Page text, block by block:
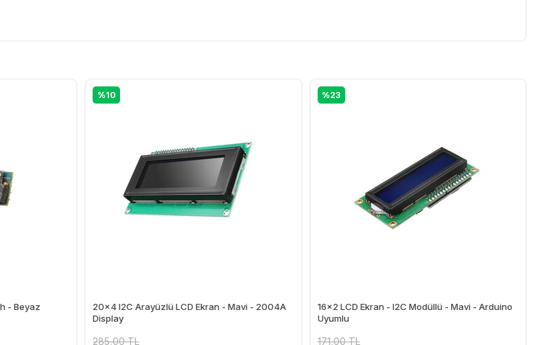
- Beyaz
%10
20x4 I2C Arayüzlü LCD Ekran - Mavi - 2004A
Display
285,00 TL
%23
16x2 LCD Ekran - I2C Modüllü - Mavi - Arduino
Uyumlu
171,00 TL